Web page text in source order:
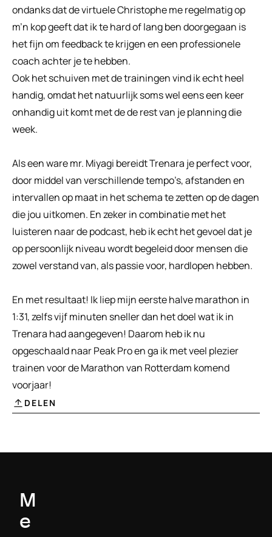
ondanks dat de virtuele Christophe me regelmatig op
m’n kop geeft dat ik te hard of lang ben doorgegaan is
het fijn om feedback te krijgen en een professionele
coach achter je te hebben.
Ook het schuiven met de trainingen vind ik echt heel
handig, omdat het natuurlijk soms wel eens een keer
onhandig uit komt met de de rest van je planning die
week.
Als een ware mr. Miyagi bereidt Trenara je perfect voor,
door middel van verschillende tempo’s, afstanden en
intervallen op maat in het schema te zetten op de dagen
die jou uitkomen. En zeker in combinatie met het
luisteren naar de podcast, heb ik echt het gevoel dat je
op persoonlijk niveau wordt begeleid door mensen die
zowel verstand van, als passie voor, hardlopen hebben.
En met resultaat! Ik liep mijn eerste halve marathon in
1:31, zelfs vijf minuten sneller dan het doel wat ik in
Trenara had aangegeven! Daarom heb ik nu
opgeschaald naar Peak Pro en ga ik met veel plezier
trainen voor de Marathon van Rotterdam komend
voorjaar!
DELEN
M
e